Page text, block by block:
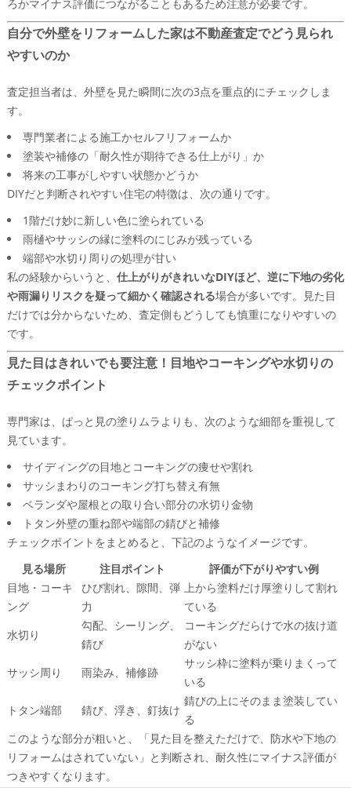
ろかマイナス評価につながることもあるため注意が必要です。
自分で外壁をリフォームした家は不動産査定でどう見られ
やすいのか
査定担当者は、外壁を見た瞬間に次の3点を重点的にチェックしま
す。
専門業者による施工かセルフリフォームか
塗装や補修の「耐久性が期待できる仕上がり」か
将来の工事がしやすい状態かどうか
DIYだと判断されやすい住宅の特徴は、次の通りです。
1階だけ妙に新しい色に塗られている
雨樋やサッシの縁に塗料のにじみが残っている
端部や水切り周りの処理が甘い
私の経験からいうと、 仕上がりがきれいなDIYほど、逆に下地の劣化
や雨漏りリスクを疑って細かく確認される場合が多いです。見た目
だけでは分からないため、査定側もどうしても慎重になりやすいの
です。
見た目はきれいでも要注意！目地やコーキングや水切りの
チェックポイント
専門家は、ぱっと見の塗りムラよりも、次のような細部を重視して
見ています。
サイディングの目地とコーキングの痩せや割れ
サッシまわりのコーキング打ち替え有無
ベランダや屋根との取り合い部分の水切り金物
トタン外壁の重ね部や端部の錆びと補修
チェックポイントをまとめると、下記のようなイメージです。
見る場所
注目ポイント
評価が下がりやすい例
目地・コーキ
ング
ひび割れ、隙間、弾
力
上から塗料だけ厚塗りして割れ
ている
水切り
勾配、シーリング、
錆び
コーキングだらけで水の抜け道
がない
サッシ周り
雨染み、補修跡
サッシ枠に塗料が乗りまくって
いる
トタン端部
錆び、浮き、釘抜け
錆びの上にそのまま塗装してい
る
このような部分が粗いと、「見た目を整えただけで、防水や下地の
リフォームはされていない」と判断され、耐久性にマイナス評価が
つきやすくなります。